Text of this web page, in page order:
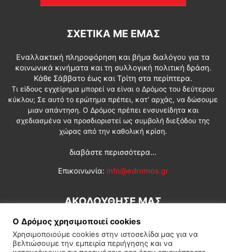
ΣΧΕΤΙΚΆ ΜΕ ΕΜΆΣ
Εναλλακτική πληροφόρηση και βήμα διαλόγου για τα
κοινωνικά κινήματα και τη συλλογική πολιτική δράση.
Κάθε Σάββατο έως και Τρίτη στα περίπτερα.
Τι είδους εγχείρημα μπορεί να είναι ο Δρόμος του δεύτερου
κύκλου; Σε αυτό το ερώτημα πρέπει, κατ’ αρχάς, να δώσουμε
μιαν απάντηση. Ο Δρόμος πρέπει ενσυνείδητα και
σχεδιασμένα να προσδιοριστεί ως συμβολή διεξόδου της
χώρας από την καθολική κρίση.
διαβάστε περισσότερα...
Επικοινωνία: info@edromos.gr
ΑΚΟΛΟΥΘΗΣΕ ΜΑΣ
Ο Δρόμος χρησιμοποιεί cookies
Χρησιμοποιούμε cookies στην ιστοσελίδα μας για να
βελτιώσουμε την εμπειρία περιήγησης και να